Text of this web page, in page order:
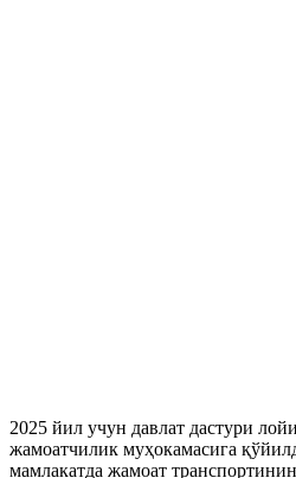
2025 йил учун давлат дастури
жамоатчилик муҳокамасига
мамлакатда жамоат